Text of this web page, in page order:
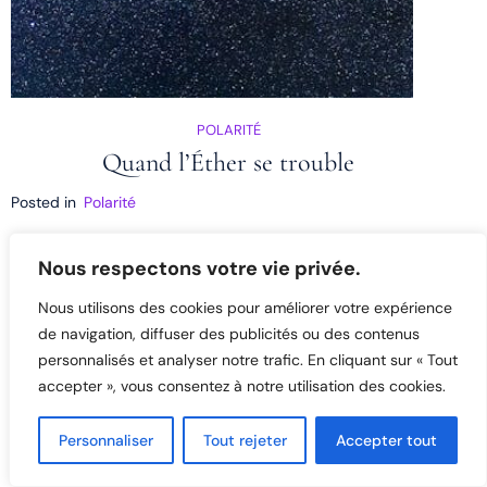
Nous respectons votre vie privée.
Nous utilisons des cookies pour améliorer votre expérience
de navigation, diffuser des publicités ou des contenus
personnalisés et analyser notre trafic. En cliquant sur « Tout
accepter », vous consentez à notre utilisation des cookies.
Personnaliser Tout rejeter Accepter tout
POLARITÉ
Quand l’Éther se trouble
Posted in Polarité